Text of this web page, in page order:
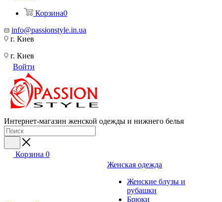
Корзина0
info@passionstyle.in.ua
г. Киев
г. Киев
Войти
Интернет-магазин женской одежды и нижнего белья
Корзина 0
Женская одежда
Женские блузы и
рубашки
Брюки